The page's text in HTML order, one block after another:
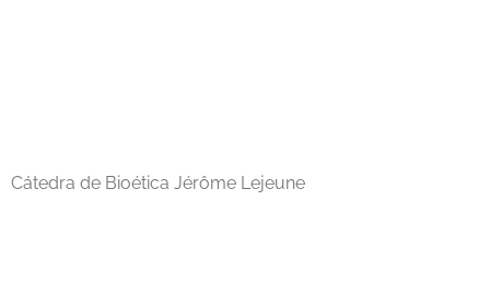
Cátedra de Bioética Jérôme Lejeune